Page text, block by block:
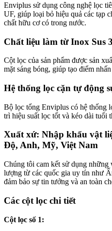
Enviplus sử dụng công nghệ lọc
UF, giúp loại bỏ hiệu quả các tạp
chất hữu cơ có trong nước.
Chất liệu làm từ Inox Sus
Cột lọc của sản phẩm được sản
mặt sáng bóng, giúp tạo điểm
Hệ thống lọc cặn tự động
Bộ lọc tổng Enviplus có hệ thống
trì hiệu suất lọc tốt và kéo dài tuổi
Xuất xứ: Nhập khẩu vật
Độ, Anh, Mỹ, Việt Nam
Chúng tôi cam kết sử dụng
lượng từ các quốc gia uy tín như
đảm bảo sự tin tưởng và an toàn
Các cột lọc chi tiết
Cột lọc số 1: